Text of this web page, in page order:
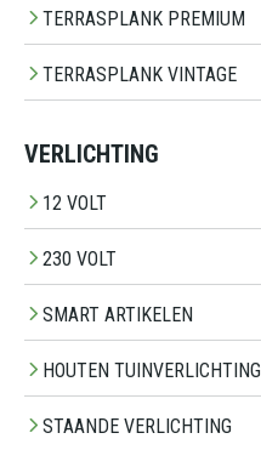
TERRASPLANK PREMIUM
TERRASPLANK VINTAGE
VERLICHTING
12 VOLT
230 VOLT
SMART ARTIKELEN
HOUTEN TUINVERLICHTING
STAANDE VERLICHTING